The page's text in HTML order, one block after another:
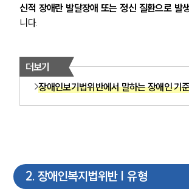
신적 장애란 발달장애 또는 정신 질환으로 발
니다.
더보기
장애인보기법위반에서 말하는 장애인 기
2. 장애인복지법위반 | 유형